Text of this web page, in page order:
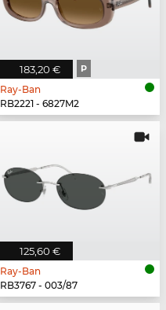
183,20 € P
Ray-Ban
RB2221 - 6827M2
125,60 €
Ray-Ban
RB3767 - 003/87